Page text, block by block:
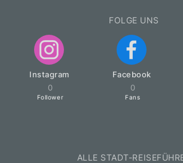
FOLGE UNS
Instagram
0
Follower
Facebook
0
Fans
ALLE STADT-